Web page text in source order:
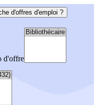
d'offres d'emploi ?
d'offre